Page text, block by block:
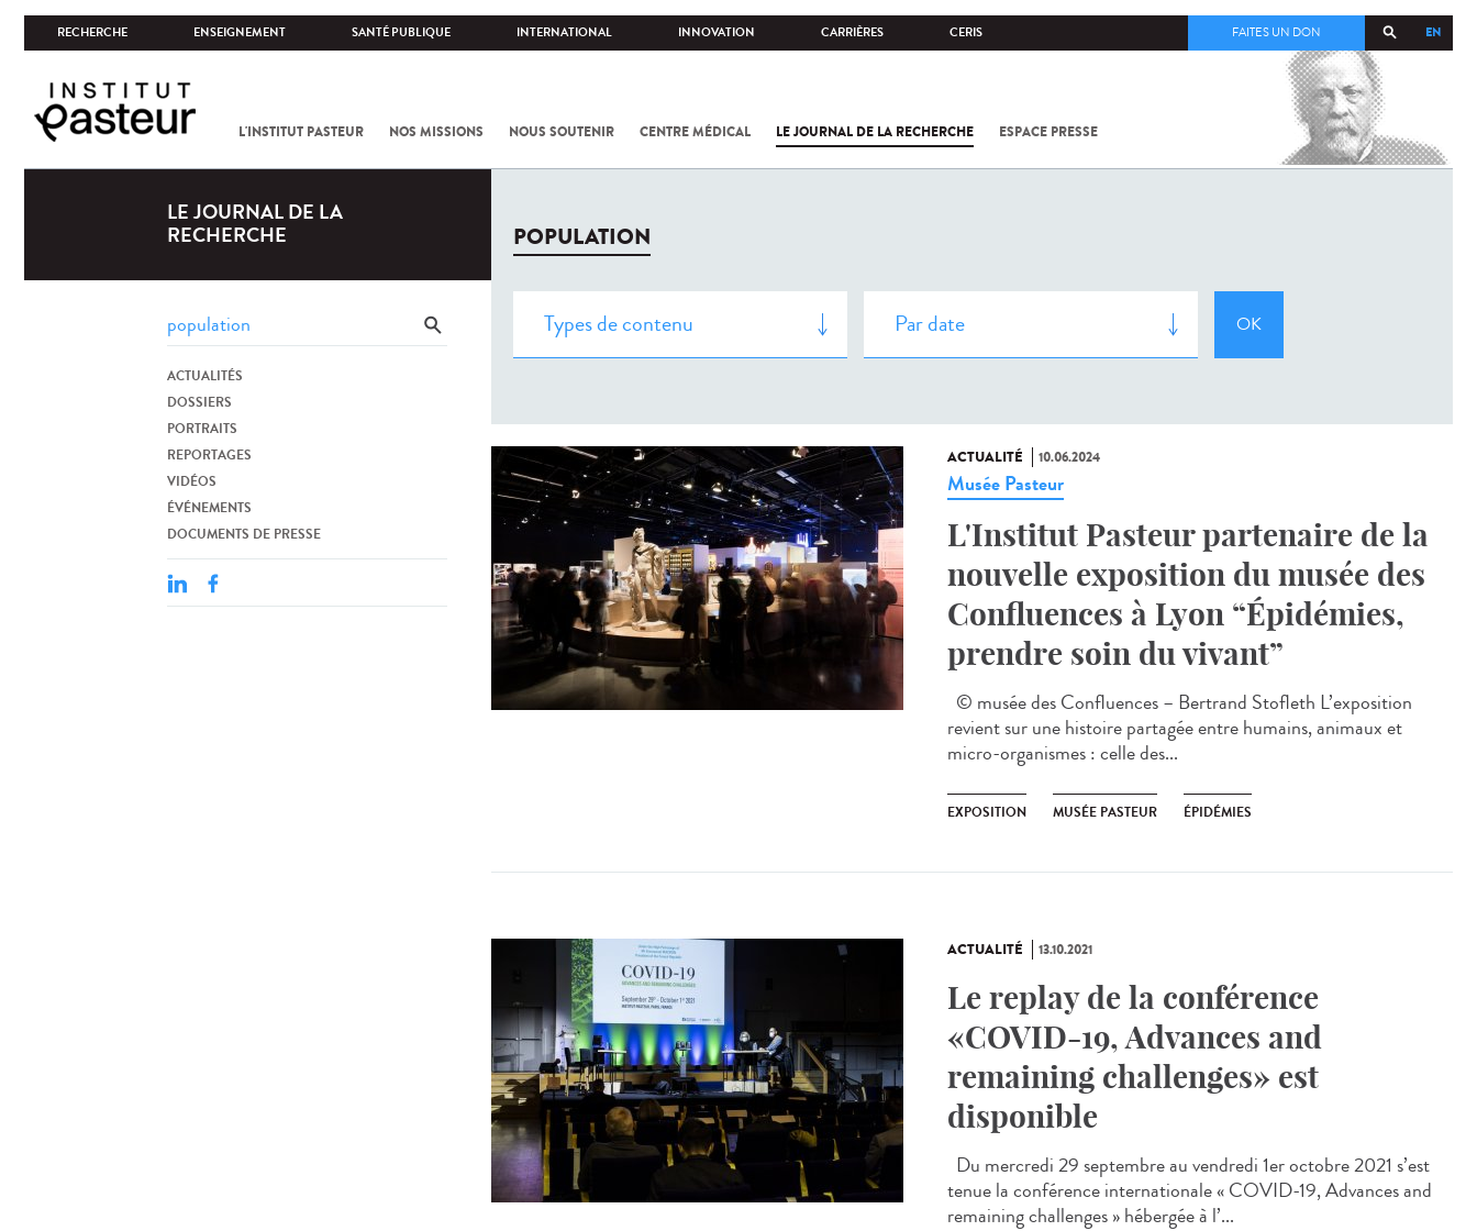
RECHERCHE ENSEIGNEMENT SANTÉ PUBLIQUE INTERNATIONAL INNOVATION CARRIÈRES CERIS EN
FAITES UN DON
L'INSTITUT PASTEUR NOS MISSIONS NOUS SOUTENIR CENTRE MÉDICAL LE JOURNAL DE LA RECHERCHE ESPACE PRESSE
COV-2 /
LE JOURNAL DE LA
RECHERCHE
ACTUALITÉS
DOSSIERS
PORTRAITS
REPORTAGES
VIDÉOS
ÉVÉNEMENTS
DOCUMENTS DE PRESSE
POPULATION
ACTUALITÉ 10.06.2024
Musée Pasteur
L'Institut Pasteur partenaire de la
nouvelle exposition du musée des
Confluences à Lyon “Épidémies,
prendre soin du vivant”
© musée des Confluences – Bertrand Stofleth L’exposition
revient sur une histoire partagée entre humains, animaux et
micro-organismes : celle des...
EXPOSITION MUSÉE PASTEUR ÉPIDÉMIES
ACTUALITÉ 13.10.2021
Le replay de la conférence
«COVID-19, Advances and
remaining challenges» est
disponible
Du mercredi 29 septembre au vendredi 1er octobre 2021 s’est
tenue la conférence internationale « COVID-19, Advances and
remaining challenges » hébergée à l’...